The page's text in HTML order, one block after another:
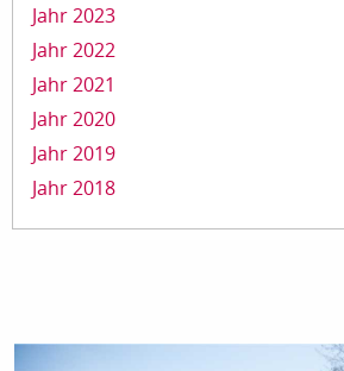
Jahr 2023
Jahr 2022
Jahr 2021
Jahr 2020
Jahr 2019
Jahr 2018